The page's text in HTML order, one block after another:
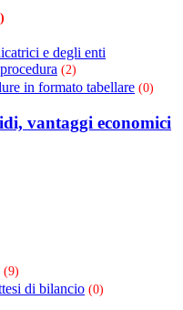
e degli enti
(2)
in formato tabellare (0)
vantaggi economici
(9)
di bilancio (0)